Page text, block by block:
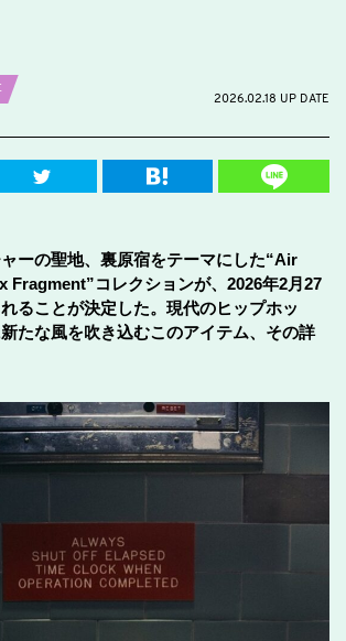
2026.02.18 UP DATE
ーの聖地、裏原宿をテーマにした“Air
Fragment”コレクションが、2026年2月27
ることが決定した。現代のヒップホッ
たな風を吹き込むこのアイテム、その詳